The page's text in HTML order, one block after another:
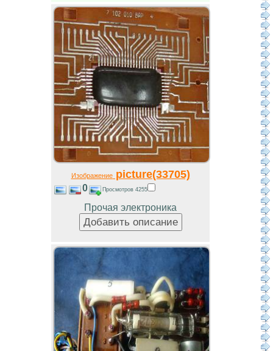
Изображениеpicture(33705)
0 Просмотров 4255
Прочая электроника